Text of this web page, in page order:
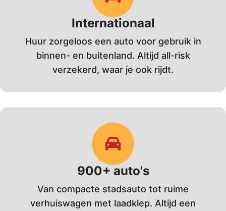
Internationaal
Huur zorgeloos een auto voor gebruik in
binnen- en buitenland. Altijd all-risk
verzekerd, waar je ook rijdt.
900+ auto's
Van compacte stadsauto tot ruime
verhuiswagen met laadklep. Altijd een